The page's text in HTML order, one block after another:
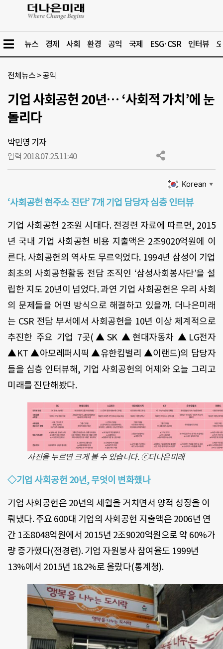
뉴스 경제 사회 환경 공익 국제 ESG·CSR 인터뷰
전체뉴스 >공익
기업 사회공헌 20년… ‘사회적 가치’에 눈
돌리다
박민영 기자
입력 2018.07.25.11:40
Korean ▼
‘사회공헌 현주소 진단’ 7개 기업 담당자 심층 인터뷰
기업 사회공헌 2조원 시대다. 전경련 자료에 따르면, 2015
년 국내 기업 사회공헌 비용 지출액은 2조9020억원에 이
른다. 사회공헌의 역사도 무르익었다. 1994년 삼성이 기업
최초의 사회공헌활동 전담 조직인 ‘삼성사회봉사단’을 설
립한 지도 20년이 넘었다. 과연 기업 사회공헌은 우리 사회
의 문제들을 어떤 방식으로 해결하고 있을까. 더나은미래
는 CSR 전담 부서에서 사회공헌을 10년 이상 체계적으로
추진한 주요 기업 7곳(▲SK ▲현대자동차 ▲LG전자
▲KT ▲아모레퍼시픽 ▲유한킴벌리 ▲이랜드)의 담당자
들을 심층 인터뷰해, 기업 사회공헌의 어제와 오늘 그리고
미래를 진단해봤다.
사진을 누르면 크게 볼 수 있습니다. ⓒ더나은미래
◇기업 사회공헌 20년, 무엇이 변화했나
기업 사회공헌은 20년의 세월을 거치면서 양적 성장을 이
뤄냈다. 주요 600대 기업의 사회공헌 지출액은 2006년 연
간 1조8048억원에서 2015년 2조9020억원으로 약 60%가
량 증가했다(전경련). 기업 자원봉사 참여율도 1999년
13%에서 2015년 18.2%로 올랐다(통계청).